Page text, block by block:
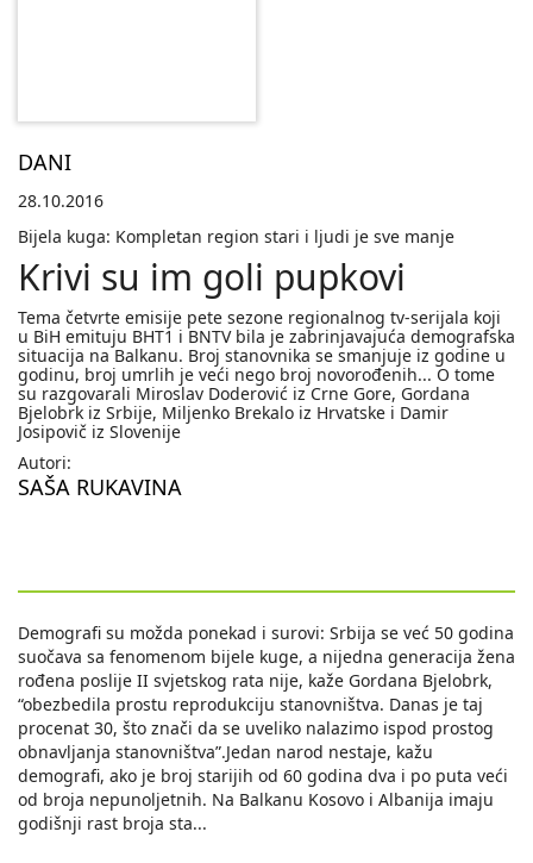
DANI
28.10.2016
Bijela kuga: Kompletan region stari i ljudi je sve manje
Krivi su im goli pupkovi
Tema četvrte emisije pete sezone regionalnog tv-serijala koji
u BiH emituju BHT1 i BNTV bila je zabrinjavajuća demografska
situacija na Balkanu. Broj stanovnika se smanjuje iz godine u
godinu, broj umrlih je veći nego broj novorođenih... O tome
su razgovarali Miroslav Doderović iz Crne Gore, Gordana
Bjelobrk iz Srbije, Miljenko Brekalo iz Hrvatske i Damir
Josipovič iz Slovenije
Autori:
SAŠA RUKAVINA
Demografi su možda ponekad i surovi: Srbija se već 50 godina
suočava sa fenomenom bijele kuge, a nijedna generacija žena
rođena poslije II svjetskog rata nije, kaže Gordana Bjelobrk,
“obezbedila prostu reprodukciju stanovništva. Danas je taj
procenat 30, što znači da se uveliko nalazimo ispod prostog
obnavljanja stanovništva”.Jedan narod nestaje, kažu
demografi, ako je broj starijih od 60 godina dva i po puta veći
od broja nepunoljetnih. Na Balkanu Kosovo i Albanija imaju
godišnji rast broja sta...